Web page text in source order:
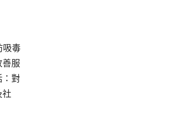
吸毒
善服
：對
社